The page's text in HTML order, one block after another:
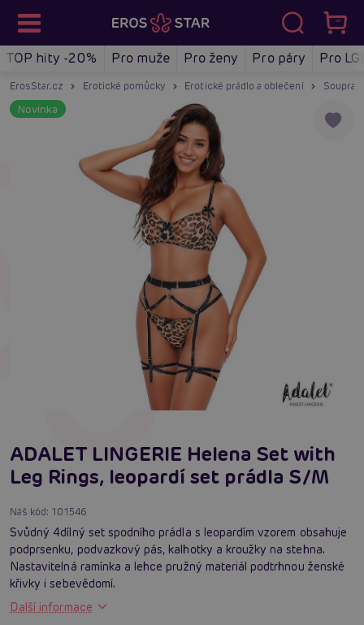
TOP hity -20% Pro muže Pro ženy Pro páry Pro
ErosStar.cz Erotické pomůcky Erotické prádlo a oblečení
Novinka
ADALET LINGERIE Helena Set with
Leg Rings, leopardí set prádla S/M
Náš kód: 101546
Svůdný 4dílný set spodního prádla s leopardím vzorem obsahuje
podprsenku, podvazkový pás, kalhotky a kroužky na stehna.
Nastavitelná ramínka a lehce pružný materiál podtrhnou ženské
křivky i sebevědomí.
Další informace